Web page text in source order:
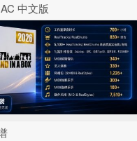
中文版